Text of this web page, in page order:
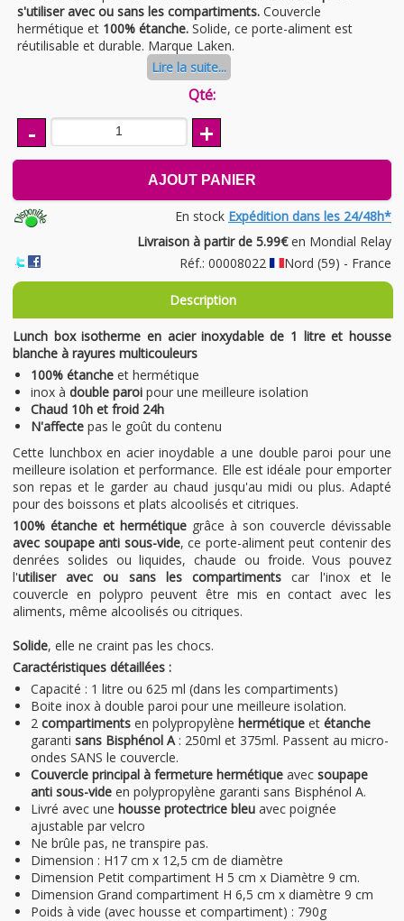
s'utiliser avec ou sans les compartiments. Couvercle
hermétique et 100% étanche. Solide, ce porte-aliment est
réutilisable et durable. Marque Laken.
Lire la suite...
Qté:
- +
AJOUT PANIER
En stock Expédition dans les 24/48h*
Livraison à partir de 5.99€en Mondial Relay
Réf.: 00008022
Nord (59) - France
Description
Lunch box isotherme en acier inoxydable de 1 litre et housse
blanche à rayures multicouleurs
100% étanche et hermétique
inox à double paroi pour une meilleure isolation
Chaud 10h et froid 24h
N'affecte pas le goût du contenu
Cette lunchbox en acier inoydable a une double paroi pour une
meilleure isolation et performance. Elle est idéale pour emporter
son repas et le garder au chaud jusqu'au midi ou plus. Adapté
pour des boissons et plats alcoolisés et citriques.
100% étanche et hermétique grâce à son couvercle dévissable
avec soupape anti sous-vide, ce porte-aliment peut contenir des
denrées solides ou liquides, chaude ou froide. Vous pouvez
l'utiliser avec ou sans les compartimentscar l'inox et le
couvercle en polypro peuvent être mis en contact avec les
aliments, même alcoolisés ou citriques.
Solide, elle ne craint pas les chocs.
Caractéristiques détaillées :
Capacité : 1 litre ou 625 ml (dans les compartiments)
Boite inox à double paroi pour une meilleure isolation.
2 compartiments en polypropylène hermétique et étanche
garanti sans Bisphénol A : 250ml et 375ml. Passent au micro-
ondes SANS le couvercle.
Couvercle principal à fermeture hermétique avec soupape
anti sous-vide en polypropylène garanti sans Bisphénol A.
Livré avec une housse protectrice bleu avec poignée
ajustable par velcro
Ne brûle pas, ne transpire pas.
Dimension : H17 cm x 12,5 cm de diamètre
Dimension Petit compartiment H 5 cm x Diamètre 9 cm.
Dimension Grand compartiment H 6,5 cm x diamètre 9 cm
Poids à vide (avec housse et compartiment) : 790g